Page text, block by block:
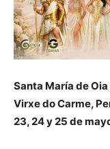
Santa María de
Virxe do Carme,
23, 24 y 25 de